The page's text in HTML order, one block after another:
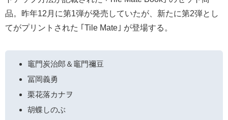
品。昨年12月に第1弾が発売していたが、新たに第2弾とし
てがプリントされた ｢Tile Mate｣ が登場する。
竈門炭治郎＆竈門禰豆
冨岡義勇
栗花落カナヲ
胡蝶しのぶ